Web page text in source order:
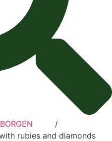
‎ ‎ ‎ ‎ ‎ ‎ ‎ ‎ ‎/ ‎ ‎ ‎ ‎ ‎ ‎ ‎ ‎
rubies and diamonds